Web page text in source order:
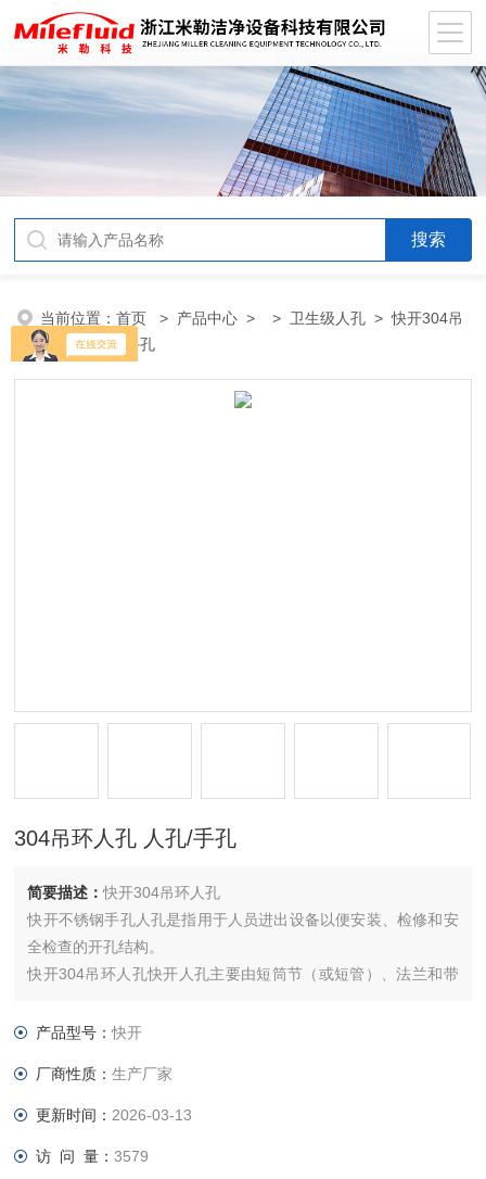
当前位置：首页 > 产品中心 > > 卫生级人孔 > 快开304吊
环人孔 人孔/手孔
304吊环人孔 人孔/手孔
简要描述：快开304吊环人孔
快开不锈钢手孔人孔是指用于人员进出设备以便安装、检修和安
全检查的开孔结构。
快开304吊环人孔快开人孔主要由短筒节（或短管）、法兰和带
快开304吊环人孔DN400压力吊环快开人孔从安全检查考虑，压
产品型号：快开
厂商性质：生产厂家
更新时间： 2026-03-13
访 问 量：3579